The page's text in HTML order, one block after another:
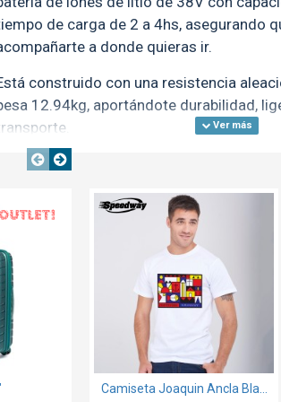
de carga de 2 a 4hs, asegurando
a donde quieras ir.
construido con una resistencia
12.94kg, aportándote durabilidad,
Con un rango de 10 a 20km y la
cuenta con frenos de disco delanteros
como guardabarros tanto delanteros
salpicaduras de agua y suciedad.
eso no es todo! Nuestro monopatín
disponible para Android y iOS,
del monopatín
de registro.
la emoción de la movilidad
OUT
Sombrilla de Playa con Anclaje 2m Blanco
TEXTTRANSPARENTE